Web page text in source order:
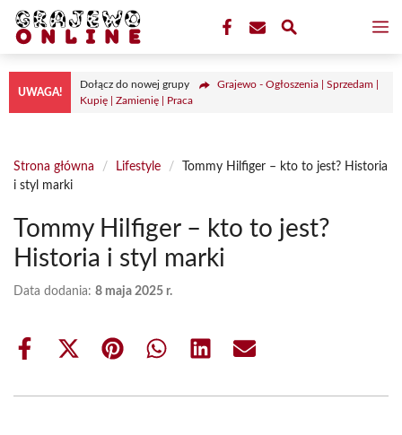
Przejdź
treści
UWAGA!
Dołącz do nowej grupy
Grajewo - Ogłoszenia | Sprzedam |
Kupię | Zamienię | Praca
Strona główna / Lifestyle /
Tommy Hilfiger – kto to jest? Historia
i styl marki
Tommy Hilfiger – kto to jest?
Historia i styl marki
Data dodania: 8 maja 2025 r.
Share
Share
(Twitter)
Share Share Share Share